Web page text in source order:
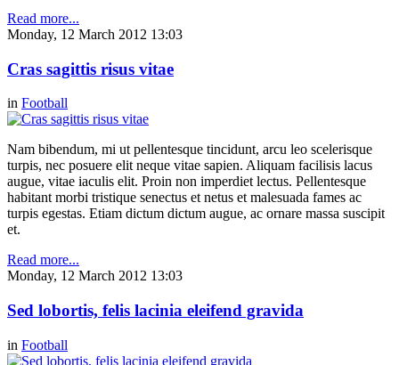
Read more...
Monday, 12 March 2012 13:03
Cras sagittis risus vitae
in Football
Nam bibendum, mi ut pellentesque tincidunt, arcu leo scelerisque
turpis, nec posuere elit neque vitae sapien. Aliquam facilisis lacus
augue, vitae iaculis elit. Proin non imperdiet lectus. Pellentesque
habitant morbi tristique senectus et netus et malesuada fames ac
turpis egestas. Etiam dictum dictum augue, ac ornare massa suscipit
et.
Read more...
Monday, 12 March 2012 13:03
Sed lobortis, felis lacinia eleifend gravida
in Football